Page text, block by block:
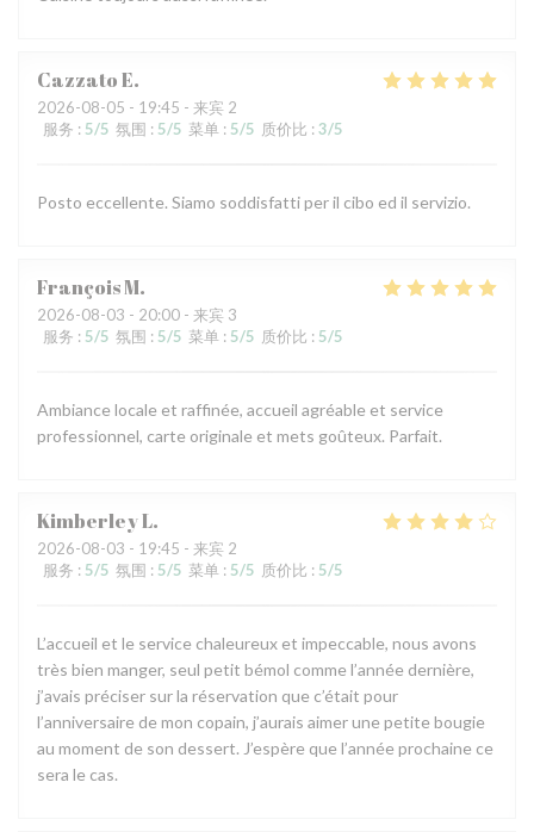
CazzatoE
2026-08-05 - 19:45 - 来宾 2
服务 : 5/5 氛围 : 5/5 菜单 : 5/5 质价比 : 3/5
Posto eccellente. Siamo soddisfatti per il cibo ed il servizio.
FrançoisM
2026-08-03 - 20:00 - 来宾 3
服务 : 5/5 氛围 : 5/5 菜单 : 5/5 质价比 : 5/5
Ambiance locale et raffinée, accueil agréable et service
professionnel, carte originale et mets goûteux. Parfait.
KimberleyL
2026-08-03 - 19:45 - 来宾 2
服务 : 5/5 氛围 : 5/5 菜单 : 5/5 质价比 : 5/5
L’accueil et le service chaleureux et impeccable, nous avons
très bien manger, seul petit bémol comme l’année dernière,
j’avais préciser sur la réservation que c’était pour
l’anniversaire de mon copain, j’aurais aimer une petite bougie
au moment de son dessert. J’espère que l’année prochaine ce
sera le cas.